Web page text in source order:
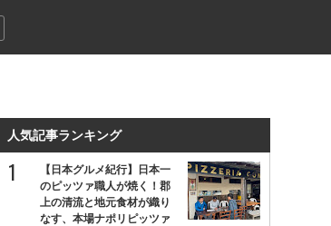
人気記事ランキング
【日本グルメ紀行】日本一
のピッツァ職人が焼く！郡
上の清流と地元食材が織り
なす、本場ナポリピッツァ